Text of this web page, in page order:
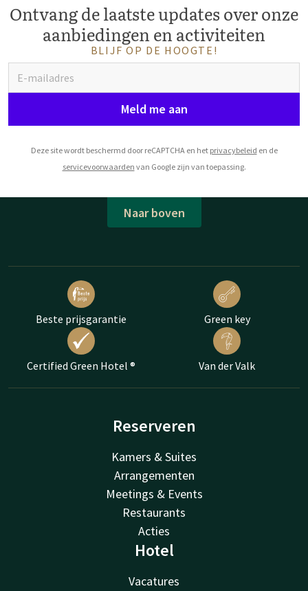
Ontvang de laatste updates over onze
aanbiedingen en activiteiten
BLIJF OP DE HOOGTE!
Meld me aan
Deze site wordt beschermd door reCAPTCHA en het privacybeleid en de
servicevoorwaarden van Google zijn van toepassing.
Naar boven
Beste prijsgarantie Green key
Certified Green Hotel ® Van der Valk
Reserveren
Kamers & Suites
Arrangementen
Meetings & Events
Restaurants
Acties
Hotel
Vacatures